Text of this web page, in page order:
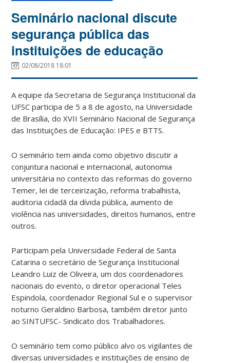
Seminário nacional discute
segurança pública das
instituições de educação
02/08/2018 18:01
A equipe da Secretaria de Segurança Institucional da
UFSC participa de 5 a 8 de agosto, na Universidade
de Brasília, do XVII Seminário Nacional de Segurança
das Instituições de Educação: IPES e BTTS.
O seminário tem ainda como objetivo discutir a
conjuntura nacional e internacional, autonomia
universitária no contexto das reformas do governo
Temer, lei de terceirização, reforma trabalhista,
auditoria cidadã da dívida pública, aumento de
violência nas universidades, direitos humanos, entre
outros.
Participam pela Universidade Federal de Santa
Catarina o secretário de Segurança Institucional
Leandro Luiz de Oliveira, um dos coordenadores
nacionais do evento, o diretor operacional Teles
Espindola, coordenador Regional Sul e o supervisor
noturno Geraldino Barbosa, também diretor junto
ao SINTUFSC- Sindicato dos Trabalhadores.
O seminário tem como público alvo os vigilantes de
diversas universidades e instituições de ensino de